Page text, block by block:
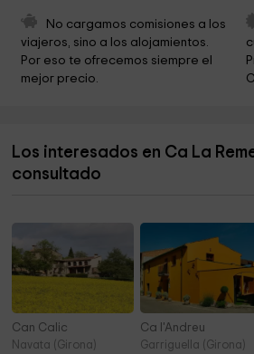
Santa Cecília
Sant Miquel
Collsacabra
Mas Torrent
No cargamos comisiones a los
viajeros, sino a los alojamientos.
Por eso te ofrecemos siempre el
mejor precio.
Los interesados en Ca La
consultado
Can Calic
Navata (Girona)
Ca l'Andreu
Garriguella (Girona)